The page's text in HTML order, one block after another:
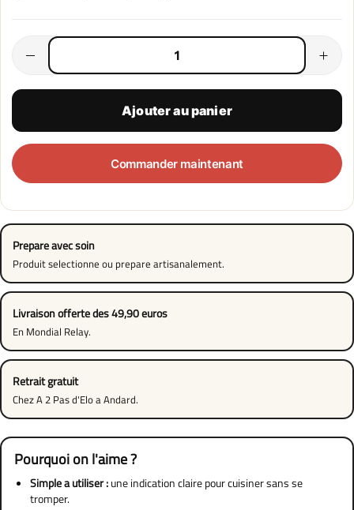
Ajouter au panier
Commander maintenant
Prepare avec soin
Produit selectionne ou prepare artisanalement.
Livraison offerte des 49,90 euros
En Mondial Relay.
Retrait gratuit
Chez A 2 Pas d'Elo a Andard.
Pourquoi on l'aime ?
Simple a utiliser :une indication claire pour cuisiner sans se
tromper.